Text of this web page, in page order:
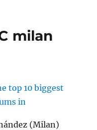
milan
(Milan)